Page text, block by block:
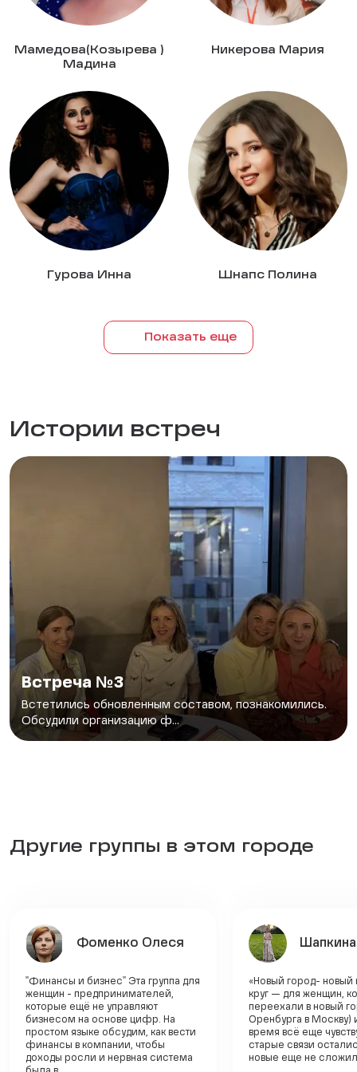
Мамедова(Козырева )
Мадина
Никерова Мария
Гурова Инна Шнапс Полина
Показать еще
Истории встреч
Встреча №3
Встетились обновленным составом, познакомились.
Обсудили организацию ф...
Другие группы в этом городе
Фоменко Олеся
"Финансы и бизнес" Эта группа для
женщин - предпринимателей,
которые ещё не управляют
бизнесом на основе цифр. На
простом языке обсудим, как вести
финансы в компании, чтобы
доходы росли и нервная система
«Новый город- новый
круг — для женщин,
переехали в новый
Оренбурга в Москву)
время всё еще
старые связи
новые еще не